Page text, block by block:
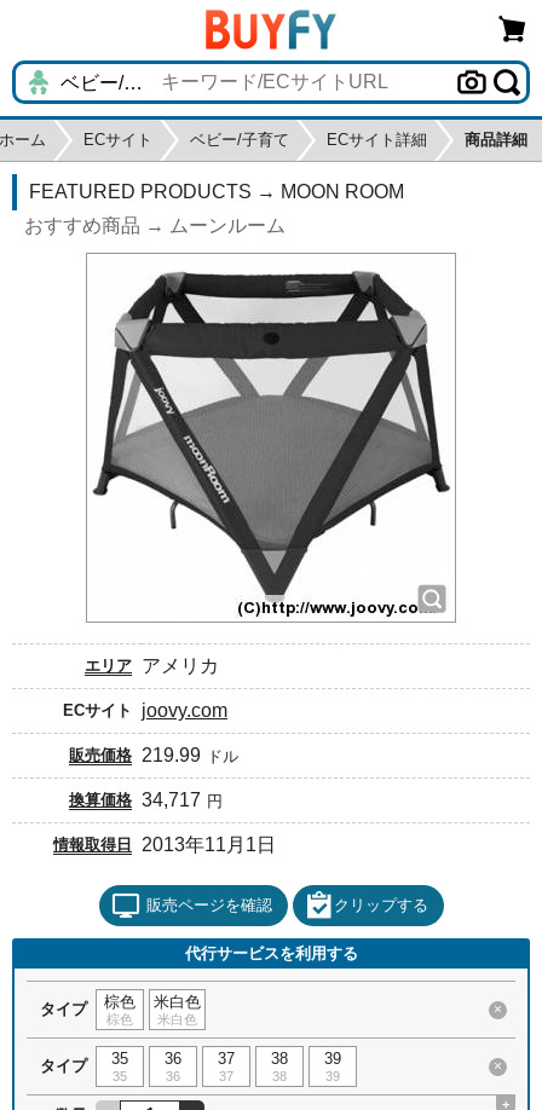
ホーム ECサイト ベビー/子育て ECサイト詳細 商品詳細
FEATURED PRODUCTS → MOON ROOM
おすすめ商品 → ムーンルーム
エリア アメリカ
ECサイト joovy.com
販売価格 219.99 ドル
換算価格 34,717 円
情報取得日 2013年11月1日
販売ページを確認 クリップする
代行サービスを利用する
タイプ 棕色
棕色
米白色
米白色
×
タイプ 35
35
36
36
37
37
38
38
39
39
×
+